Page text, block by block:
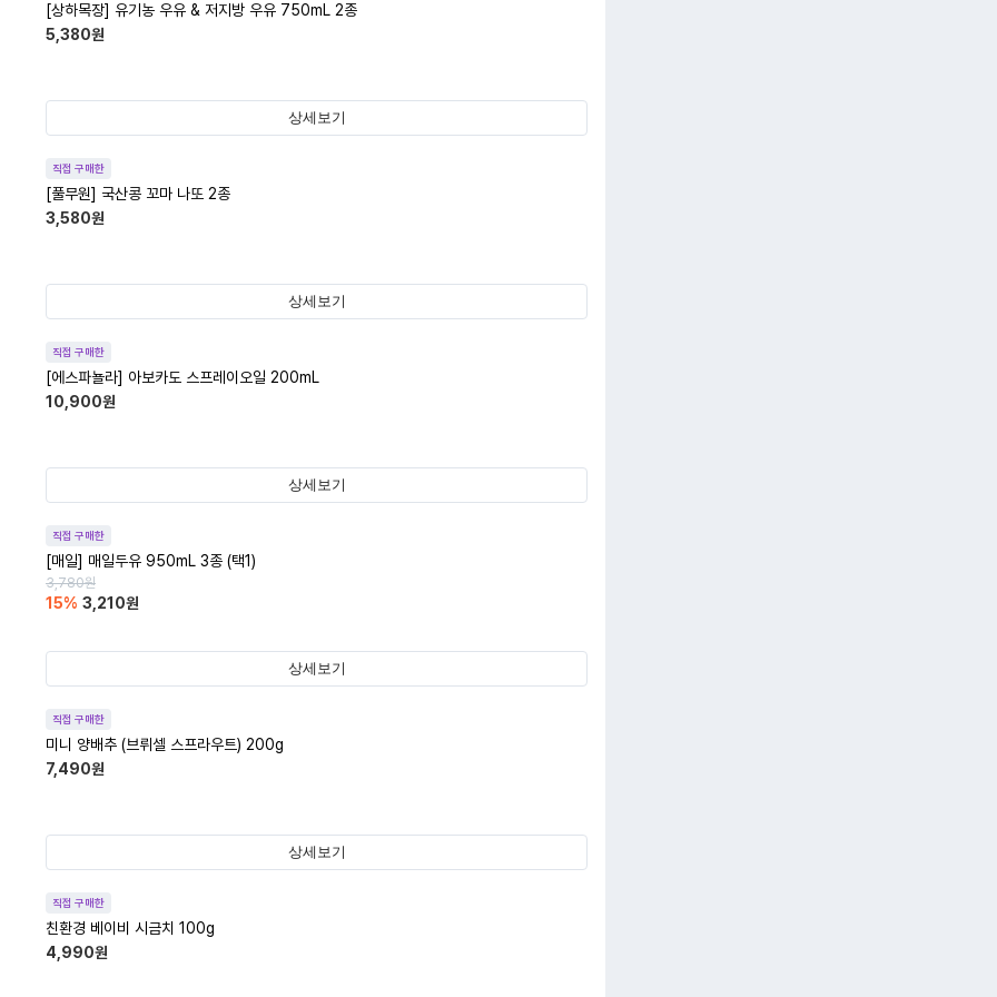
[상하목장] 유기농 우유 & 저지방 우유 750mL 2종
5,380원
상세보기
직접 구매한
[풀무원] 국산콩 꼬마 나또 2종
3,580원
상세보기
직접 구매한
[에스파뇰라] 아보카도 스프레이오일 200mL
10,900원
상세보기
직접 구매한
[매일] 매일두유 950mL 3종 (택1)
3,780원
15% 3,210원
상세보기
직접 구매한
미니 양배추 (브뤼셀 스프라우트) 200g
7,490원
상세보기
직접 구매한
친환경 베이비 시금치 100g
4,990원